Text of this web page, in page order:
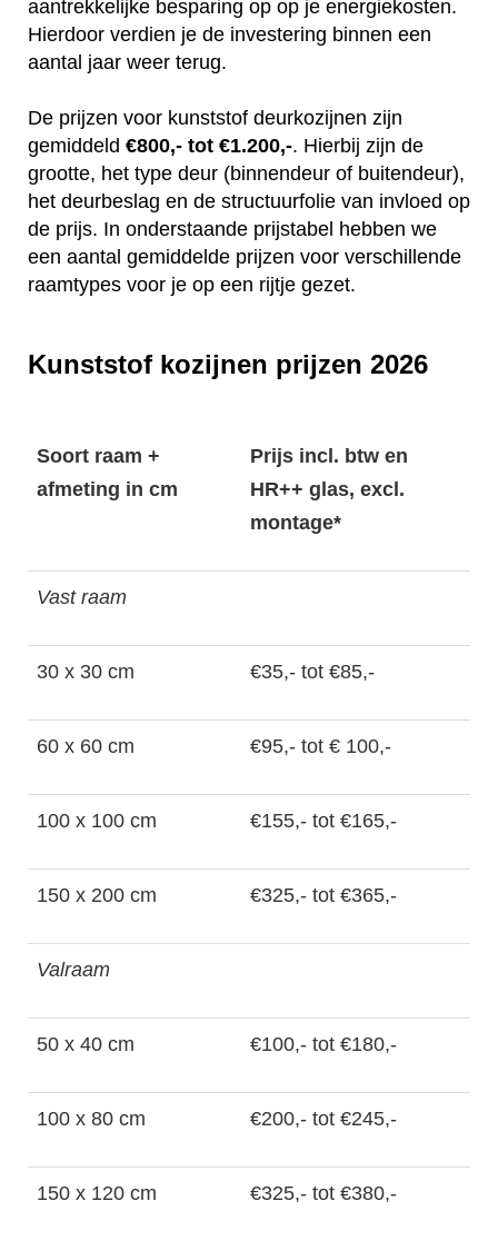
aantrekkelijke besparing op op je energiekosten.
Hierdoor verdien je de investering binnen een
aantal jaar weer terug.
De prijzen voor kunststof deurkozijnen zijn
gemiddeld €800,- tot €1.200,-. Hierbij zijn de
grootte, het type deur (binnendeur of buitendeur),
het deurbeslag en de structuurfolie van invloed op
de prijs. In onderstaande prijstabel hebben we
een aantal gemiddelde prijzen voor verschillende
raamtypes voor je op een rijtje gezet.
Kunststof kozijnen prijzen 2026
Soort raam +
afmeting in cm
Prijs incl. btw en
HR++ glas, excl.
montage*
Vast raam
30 x 30 cm €35,- tot €85,-
60 x 60 cm €95,- tot € 100,-
100 x 100 cm €155,- tot €165,-
150 x 200 cm €325,- tot €365,-
Valraam
50 x 40 cm €100,- tot €180,-
100 x 80 cm €200,- tot €245,-
150 x 120 cm €325,- tot €380,-